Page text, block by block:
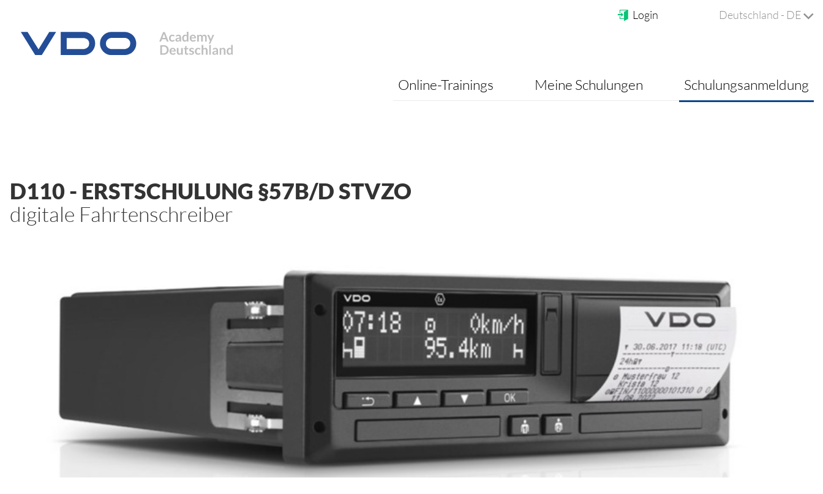
Login Deutschland - DE
Online-Trainings Meine Schulungen Schulungsanmeldung
D110- ERSTSCHULUNG §57B/D STVZO
digitale Fahrtenschreiber